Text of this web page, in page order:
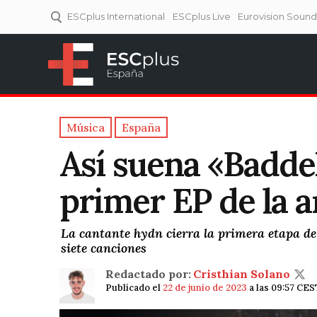
ESCplus International ESCplus Live Eurovision Sound
Música España
Así suena
primer EP de la
La cantante hydn cierra la primera etapa
siete canciones
Redactado por: Cristhian Solano
Publicado el 22 de junio de 2023 a las 09:57